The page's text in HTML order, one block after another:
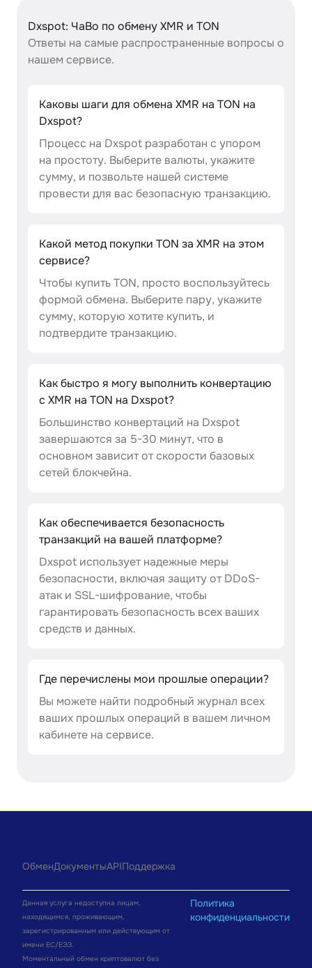
Dxspot: ЧаВо по обмену XMR и TON
Ответы на самые распространенные вопросы о
нашем сервисе.
Каковы шаги для обмена XMR на TON на
Dxspot?
Процесс на Dxspot разработан с упором
на простоту. Выберите валюты, укажите
сумму, и позвольте нашей системе
провести для вас безопасную транзакцию.
Какой метод покупки TON за XMR на этом
сервисе?
Чтобы купить TON, просто воспользуйтесь
формой обмена. Выберите пару, укажите
сумму, которую хотите купить, и
подтвердите транзакцию.
Как быстро я могу выполнить конвертацию
с XMR на TON на Dxspot?
Большинство конвертаций на Dxspot
завершаются за 5-30 минут, что в
основном зависит от скорости базовых
сетей блокчейна.
Как обеспечивается безопасность
транзакций на вашей платформе?
Dxspot использует надежные меры
безопасности, включая защиту от DDoS-
атак и SSL-шифрование, чтобы
гарантировать безопасность всех ваших
средств и данных.
Где перечислены мои прошлые операции?
Вы можете найти подробный журнал всех
ваших прошлых операций в вашем личном
кабинете на сервисе.
ОбменДокументыAPIПоддержка
Данная услуга недоступна лицам,
находящимся, проживающим,
зарегистрированным или действующим от
имени ЕС/ЕЭЗ.
Моментальный обмен криптовалют без
Политика
конфиденциальности